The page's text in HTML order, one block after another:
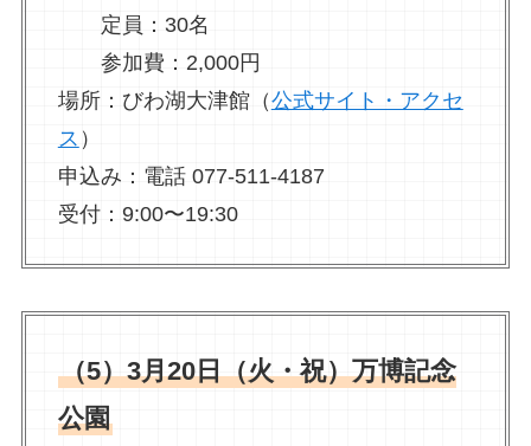
定員：30名
参加費：2,000円
場所：びわ湖大津館（公式サイト・アクセ
ス ）
申込み：電話 077-511-4187
受付：9:00〜19:30
（5）3月20日（火・祝）万博記念
公園